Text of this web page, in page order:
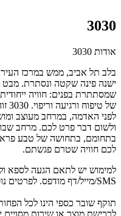
3030
אודות 3030
בלב תל אביב, ממש במרכז
ישנה פינה שקטה ונסתרת. מבט
שמסתתרת בפנים: חוויה
של
לפני האדמה, במרחב מעוצב
ולשום דבר פרט לכם. מרחב
בתחומם, בתחושה של טבע
לכם חוויה שטרם פגשתם.
SMS/מייל/דף מודפס. לפרטים נוספים: 054-5953033.